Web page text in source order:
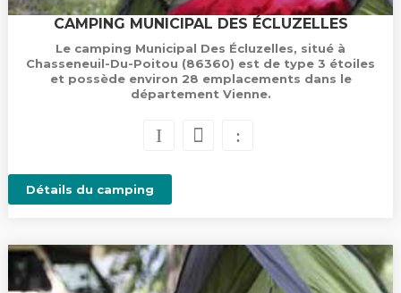
CAMPING MUNICIPAL DES ÉCLUZELLES
Le camping Municipal Des Écluzelles, situé à
Chasseneuil-Du-Poitou (86360) est de type 3 étoiles
et possède environ 28 emplacements dans le
département Vienne.
Détails du camping